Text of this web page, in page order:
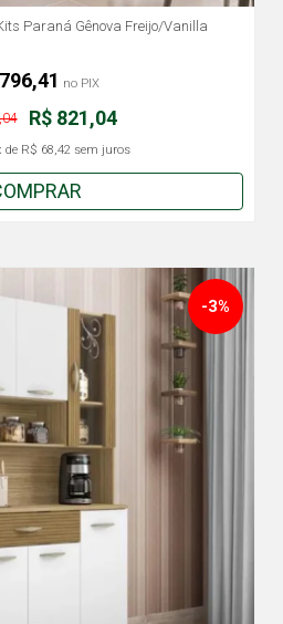
Paraná Gênova Freijo/Vanilla
R$ 821,04
de R$ 68,42sem juros
no PIX
-3%